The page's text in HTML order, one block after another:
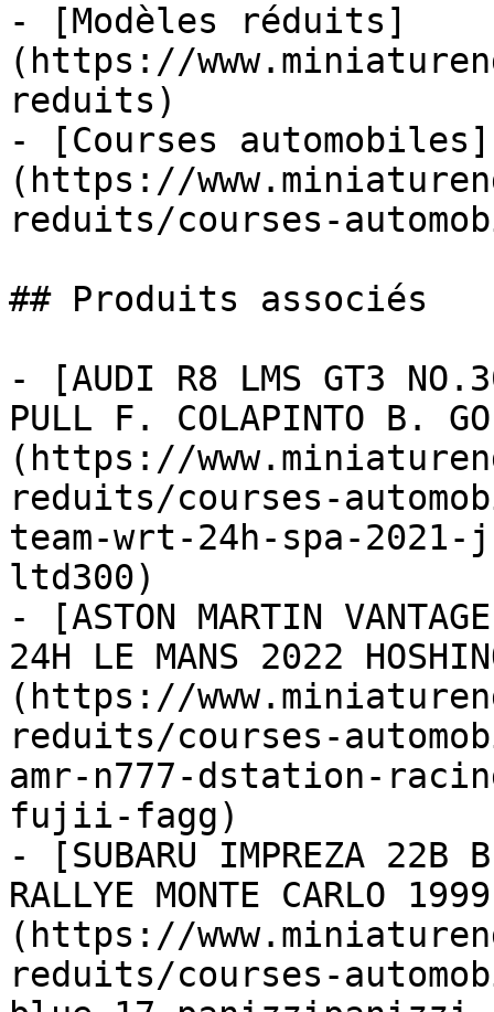
- [Modèles réduits]
(https://
reduits)
- [Courses automobiles]
(https://
reduits/courses-
## Produits associés
- [AUDI R8 LMS GT3
PULL F. COLAPINTO B.
(https://
reduits/courses-
team-wrt-24h-spa-
ltd300)
- [ASTON MARTIN
24H LE MANS 2022
(https://
reduits/courses-
amr-n777-dstation-
fujii-fagg)
- [SUBARU IMPREZA 22B
RALLYE MONTE CARLO
(https://
reduits/courses-